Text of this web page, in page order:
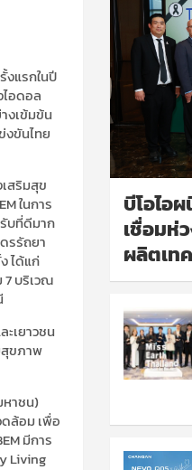
งแรกในปี
อดอล
งเข้มข้น
งขันไทย
สริมสุข
ในการ
บที่ดีมาก
รรัถยา
ได้แก่
บริเวณ
เยาวชน
สุขภาพ
าชน)
ล้อม เพื่อ
มีการ
Living
บีโอไอ
เชื่อมห่
ผลิตเท